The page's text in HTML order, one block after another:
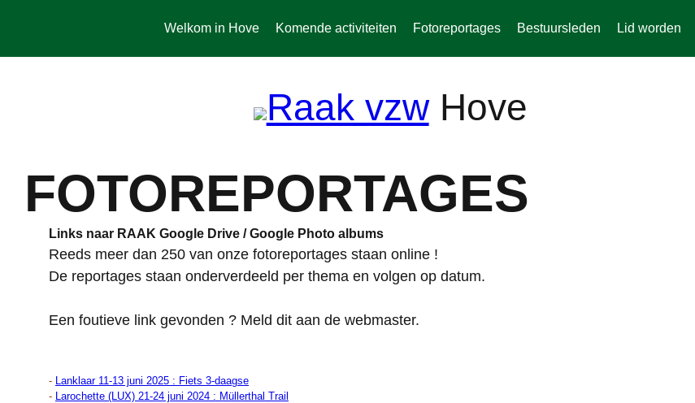
Welkom in Hove Komende activiteiten Fotoreportages Bestuursleden Lid worden
Hove
FOTOREPORTAGES
Links naar RAAK Google Drive / Google Photo albums
Reeds meer dan 250 van onze fotoreportages staan online !
De reportages staan onderverdeeld per thema en volgen op datum.
Een foutieve link gevonden ? Meld dit aan de webmaster.
- Lanklaar 11-13 juni 2025 : Fiets 3-daagse
- Larochette (LUX) 21-24 juni 2024 : Müllerthal Trail